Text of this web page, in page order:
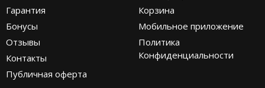
Гарантия
Бонусы
Отзывы
Контакты
Публичная оферта
Корзина
Мобильное приложение
Политика
Конфиденциальности